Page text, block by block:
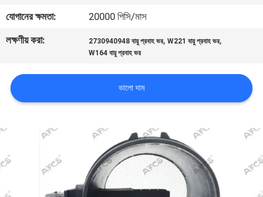
যোগাযোগ
খবর
উদ্ধৃতি
অনুরোধ
যোগানের ক্ষমতা:
20000 পিসি/মাস
লক্ষণীয় করা:
2730940948 বায়ু প্রবাহ ভর,W221 বায়ু প্রবাহ ভর,
W164 বায়ু প্রবাহ ভর
ভালো দাম